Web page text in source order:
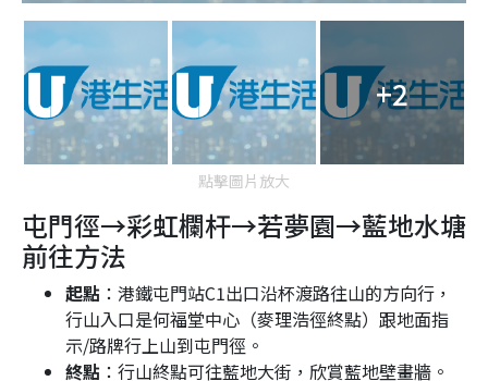
+2
點擊圖片放大
屯門徑→彩虹欄杆→若夢園→藍地水塘
前往方法
起點 ：港鐵屯門站C1出口沿杯渡路往山的方向行，
行山入口是何福堂中心（麥理浩徑終點）跟地面指
示/路牌行上山到屯門徑。
終點 ：行山終點可往藍地大街，欣賞藍地壁畫牆。